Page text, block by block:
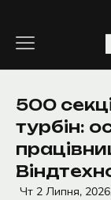
вмісту
500
турбін:
Чт 2 Липня,